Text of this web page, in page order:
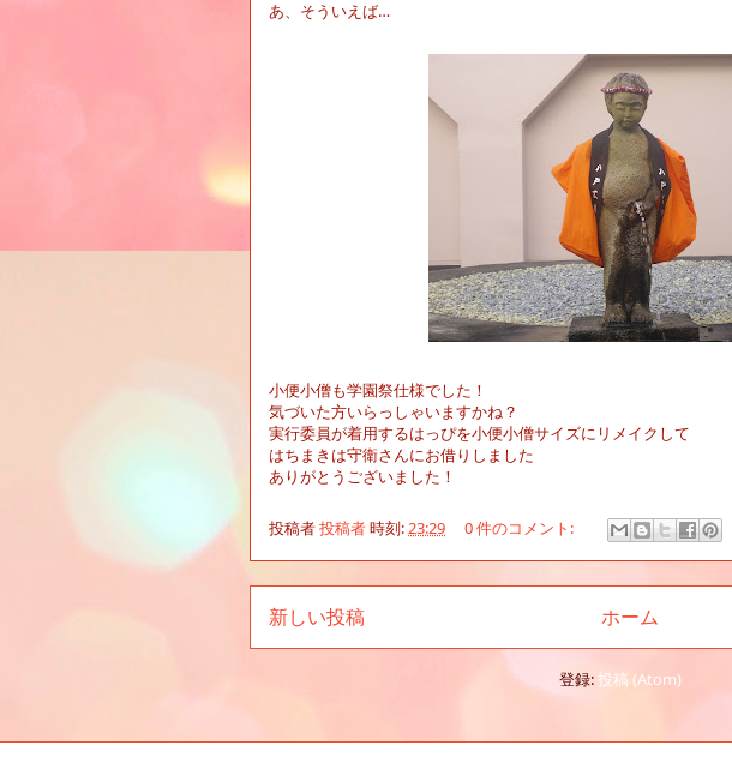
あ、そういえば…
小便小僧も学園祭仕様でした！
気づいた方いらっしゃいますかね？
実行委員が着用するはっぴを小便小僧サイズにリメイクして
はちまきは守衛さんにお借りしました
ありがとうございました！
投稿者投稿者時刻:23:29 0 件のコメント:
新しい投稿 ホーム
登録:投稿 (Atom)